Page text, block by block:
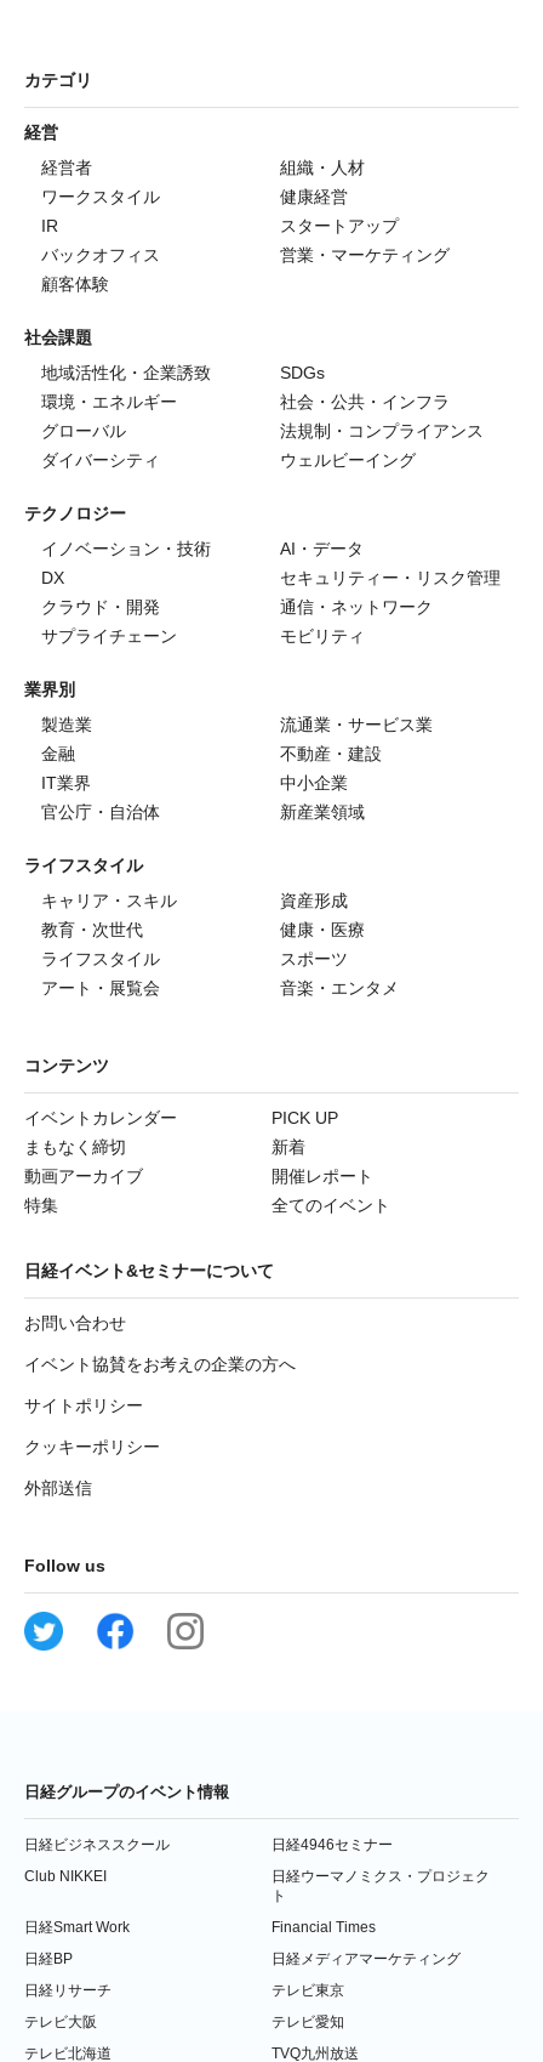
カテゴリ
経営
経営者
組織・人材
ワークスタイル
健康経営
IR
スタートアップ
バックオフィス
営業・マーケティング
顧客体験
社会課題
地域活性化・企業誘致
SDGs
環境・エネルギー
社会・公共・インフラ
グローバル
法規制・コンプライアンス
ダイバーシティ
ウェルビーイング
テクノロジー
イノベーション・技術
AI・データ
DX
セキュリティー・リスク管理
クラウド・開発
通信・ネットワーク
サプライチェーン
モビリティ
業界別
製造業
流通業・サービス業
金融
不動産・建設
IT業界
中小企業
官公庁・自治体
新産業領域
ライフスタイル
キャリア・スキル
資産形成
教育・次世代
健康・医療
ライフスタイル
スポーツ
アート・展覧会
音楽・エンタメ
コンテンツ
イベントカレンダー
PICK UP
まもなく締切
新着
動画アーカイブ
開催レポート
特集
全てのイベント
日経イベント&セミナーについて
お問い合わせ
イベント協賛をお考えの企業の方へ
サイトポリシー
クッキーポリシー
外部送信
Follow us
日経グループのイベント情報
日経ビジネススクール
日経4946セミナー
Club NIKKEI
日経ウーマノミクス・プロジェク
ト
日経Smart Work
Financial Times
日経BP
日経メディアマーケティング
日経リサーチ
テレビ東京
テレビ大阪
テレビ愛知
テレビ北海道
TVQ九州放送